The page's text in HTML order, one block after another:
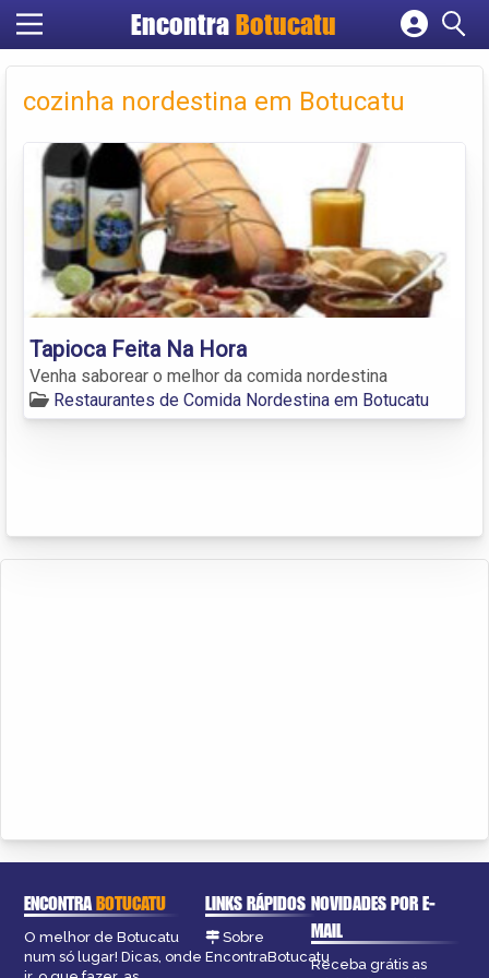
EncontraBotucatu
Cadastrar empresa
Criar conta
cozinha nordestina em Botucatu
Tapioca Feita Na Hora
Venha saborear o melhor da comida nordestina
Restaurantes de Comida Nordestina em Botucatu
ENCONTRABOTUCATU
O melhor de Botucatu
num só lugar! Dicas, onde
LINKS RÁPIDOS
Sobre
EncontraBotucatu
NOVIDADES POR E-
MAIL
Receba grátis as